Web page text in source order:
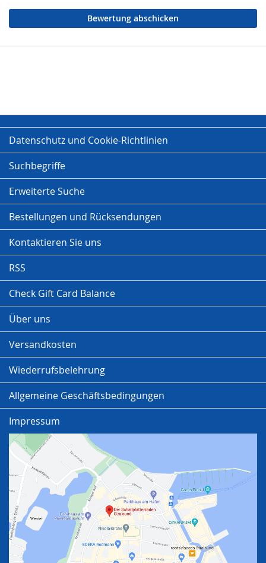
Bewertung abschicken
Datenschutz und Cookie-Richtlinien
Suchbegriffe
Erweiterte Suche
Bestellungen und Rücksendungen
Kontaktieren Sie uns
RSS
Check Gift Card Balance
Über uns
Versandkosten
Wiederrufsbelehrung
Allgemeine Geschäftsbedingungen
Impressum